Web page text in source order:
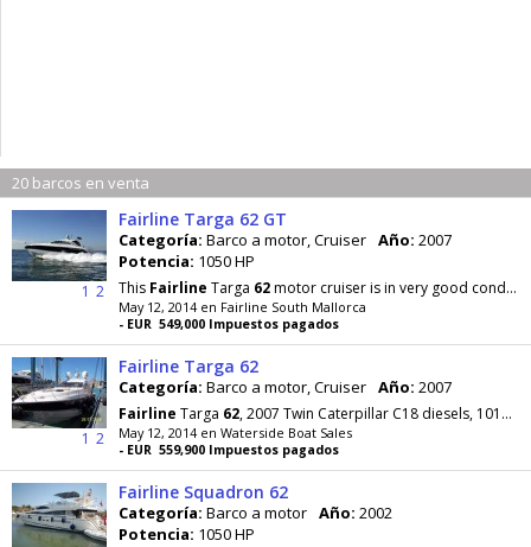
20 barcos en venta
1 2
Fairline Targa 62 GT
Categoría: Barco a motor, Cruiser Año: 2007
Potencia: 1050 HP
This Fairline Targa 62motor cruiser is in very good condition and is sold with an extremely
May 12, 2014 en Fairline South Mallorca
- EUR 549,000 Impuestos pagados
1 2
Fairline Targa 62
Categoría: Barco a motor, Cruiser Año: 2007
Fairline Targa 62, 2007 Twin Caterpillar C18 diesels, 1015hp each, approx 575 hours, luxurious
May 12, 2014 en Waterside Boat Sales
- EUR 559,900 Impuestos pagados
Fairline Squadron 62
Categoría: Barco a motor Año: 2002
Potencia: 1050 HP